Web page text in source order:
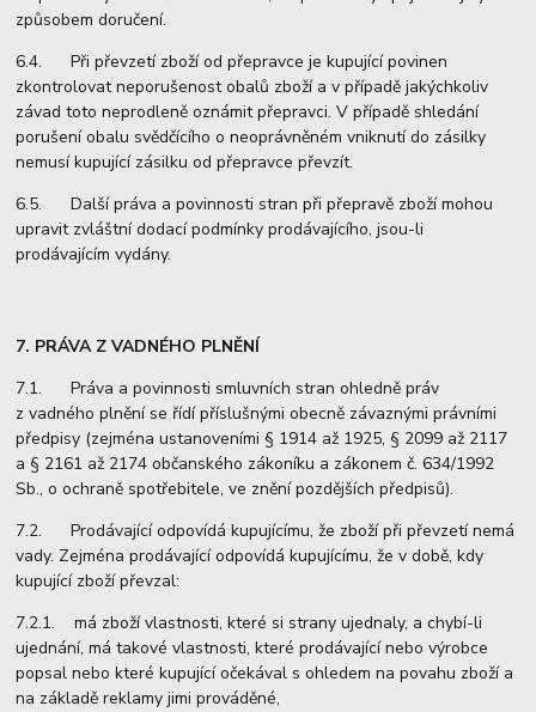
způsobem doručení.
6.4. Při převzetí zboží od přepravce je kupující povinen
zkontrolovat neporušenost obalů zboží a v případě jakýchkoliv
závad toto neprodleně oznámit přepravci. V případě shledání
porušení obalu svědčícího o neoprávněném vniknutí do zásilky
nemusí kupující zásilku od přepravce převzít.
6.5. Další práva a povinnosti stran při přepravě zboží mohou
upravit zvláštní dodací podmínky prodávajícího, jsou-li
prodávajícím vydány.
7. PRÁVA Z VADNÉHO PLNĚNÍ
7.1. Práva a povinnosti smluvních stran ohledně práv
z vadného plnění se řídí příslušnými obecně závaznými právními
předpisy (zejména ustanoveními § 1914 až 1925, § 2099 až 2117
a § 2161 až 2174 občanského zákoníku a zákonem č. 634/1992
Sb., o ochraně spotřebitele, ve znění pozdějších předpisů).
7.2. Prodávající odpovídá kupujícímu, že zboží při převzetí nemá
vady. Zejména prodávající odpovídá kupujícímu, že v době, kdy
kupující zboží převzal:
7.2.1. má zboží vlastnosti, které si strany ujednaly, a chybí-li
ujednání, má takové vlastnosti, které prodávající nebo výrobce
popsal nebo které kupující očekával s ohledem na povahu zboží a
na základě reklamy jimi prováděné,